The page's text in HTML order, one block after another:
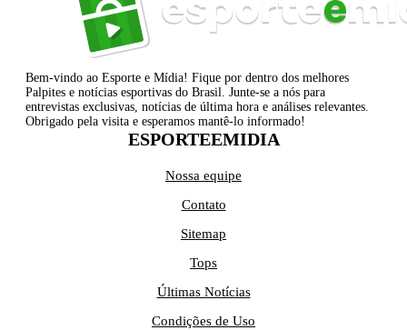
Bem-vindo ao Esporte e Mídia! Fique por dentro dos melhores
Palpites e notícias esportivas do Brasil. Junte-se a nós para
entrevistas exclusivas, notícias de última hora e análises relevantes.
Obrigado pela visita e esperamos mantê-lo informado!
ESPORTEEMIDIA
Nossa equipe
Contato
Sitemap
Tops
Últimas Notícias
Condições de Uso